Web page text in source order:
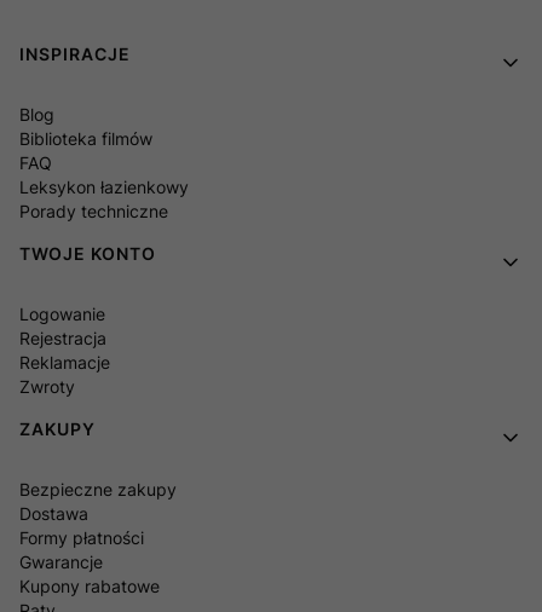
Linki w stopce
INSPIRACJE
Blog
Biblioteka filmów
FAQ
Leksykon łazienkowy
Porady techniczne
TWOJE KONTO
Logowanie
Rejestracja
Reklamacje
Zwroty
ZAKUPY
Bezpieczne zakupy
Dostawa
Formy płatności
Gwarancje
Kupony rabatowe